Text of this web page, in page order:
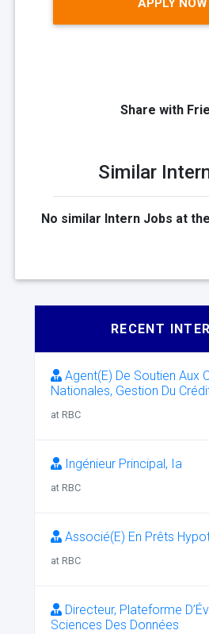
APPLY NOW
Share with
Similar
No similar Intern Jobs at
RECENT
Agent(E) De Soutien Aux
Nationales, Gestion Du
at RBC
Ingénieur Principal, Ia
at RBC
Associé(E) En Prêts
at RBC
Directeur, Plateforme
Sciences Des Données